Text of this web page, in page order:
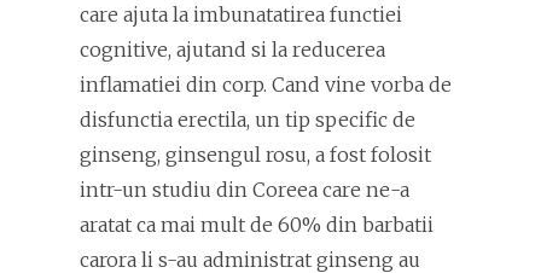
care ajuta la imbunatatirea functiei
cognitive, ajutand si la reducerea
inflamatiei din corp. Cand vine vorba de
disfunctia erectila, un tip specific de
ginseng, ginsengul rosu, a fost folosit
intr-un studiu din Coreea care ne-a
aratat ca mai mult de 60% din barbatii
carora li s-au administrat ginseng au